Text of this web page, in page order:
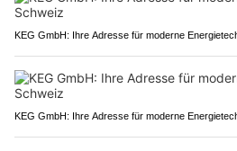
KEG GmbH: Ihre Adresse für moderne
KEG GmbH: Ihre Adresse für moderne